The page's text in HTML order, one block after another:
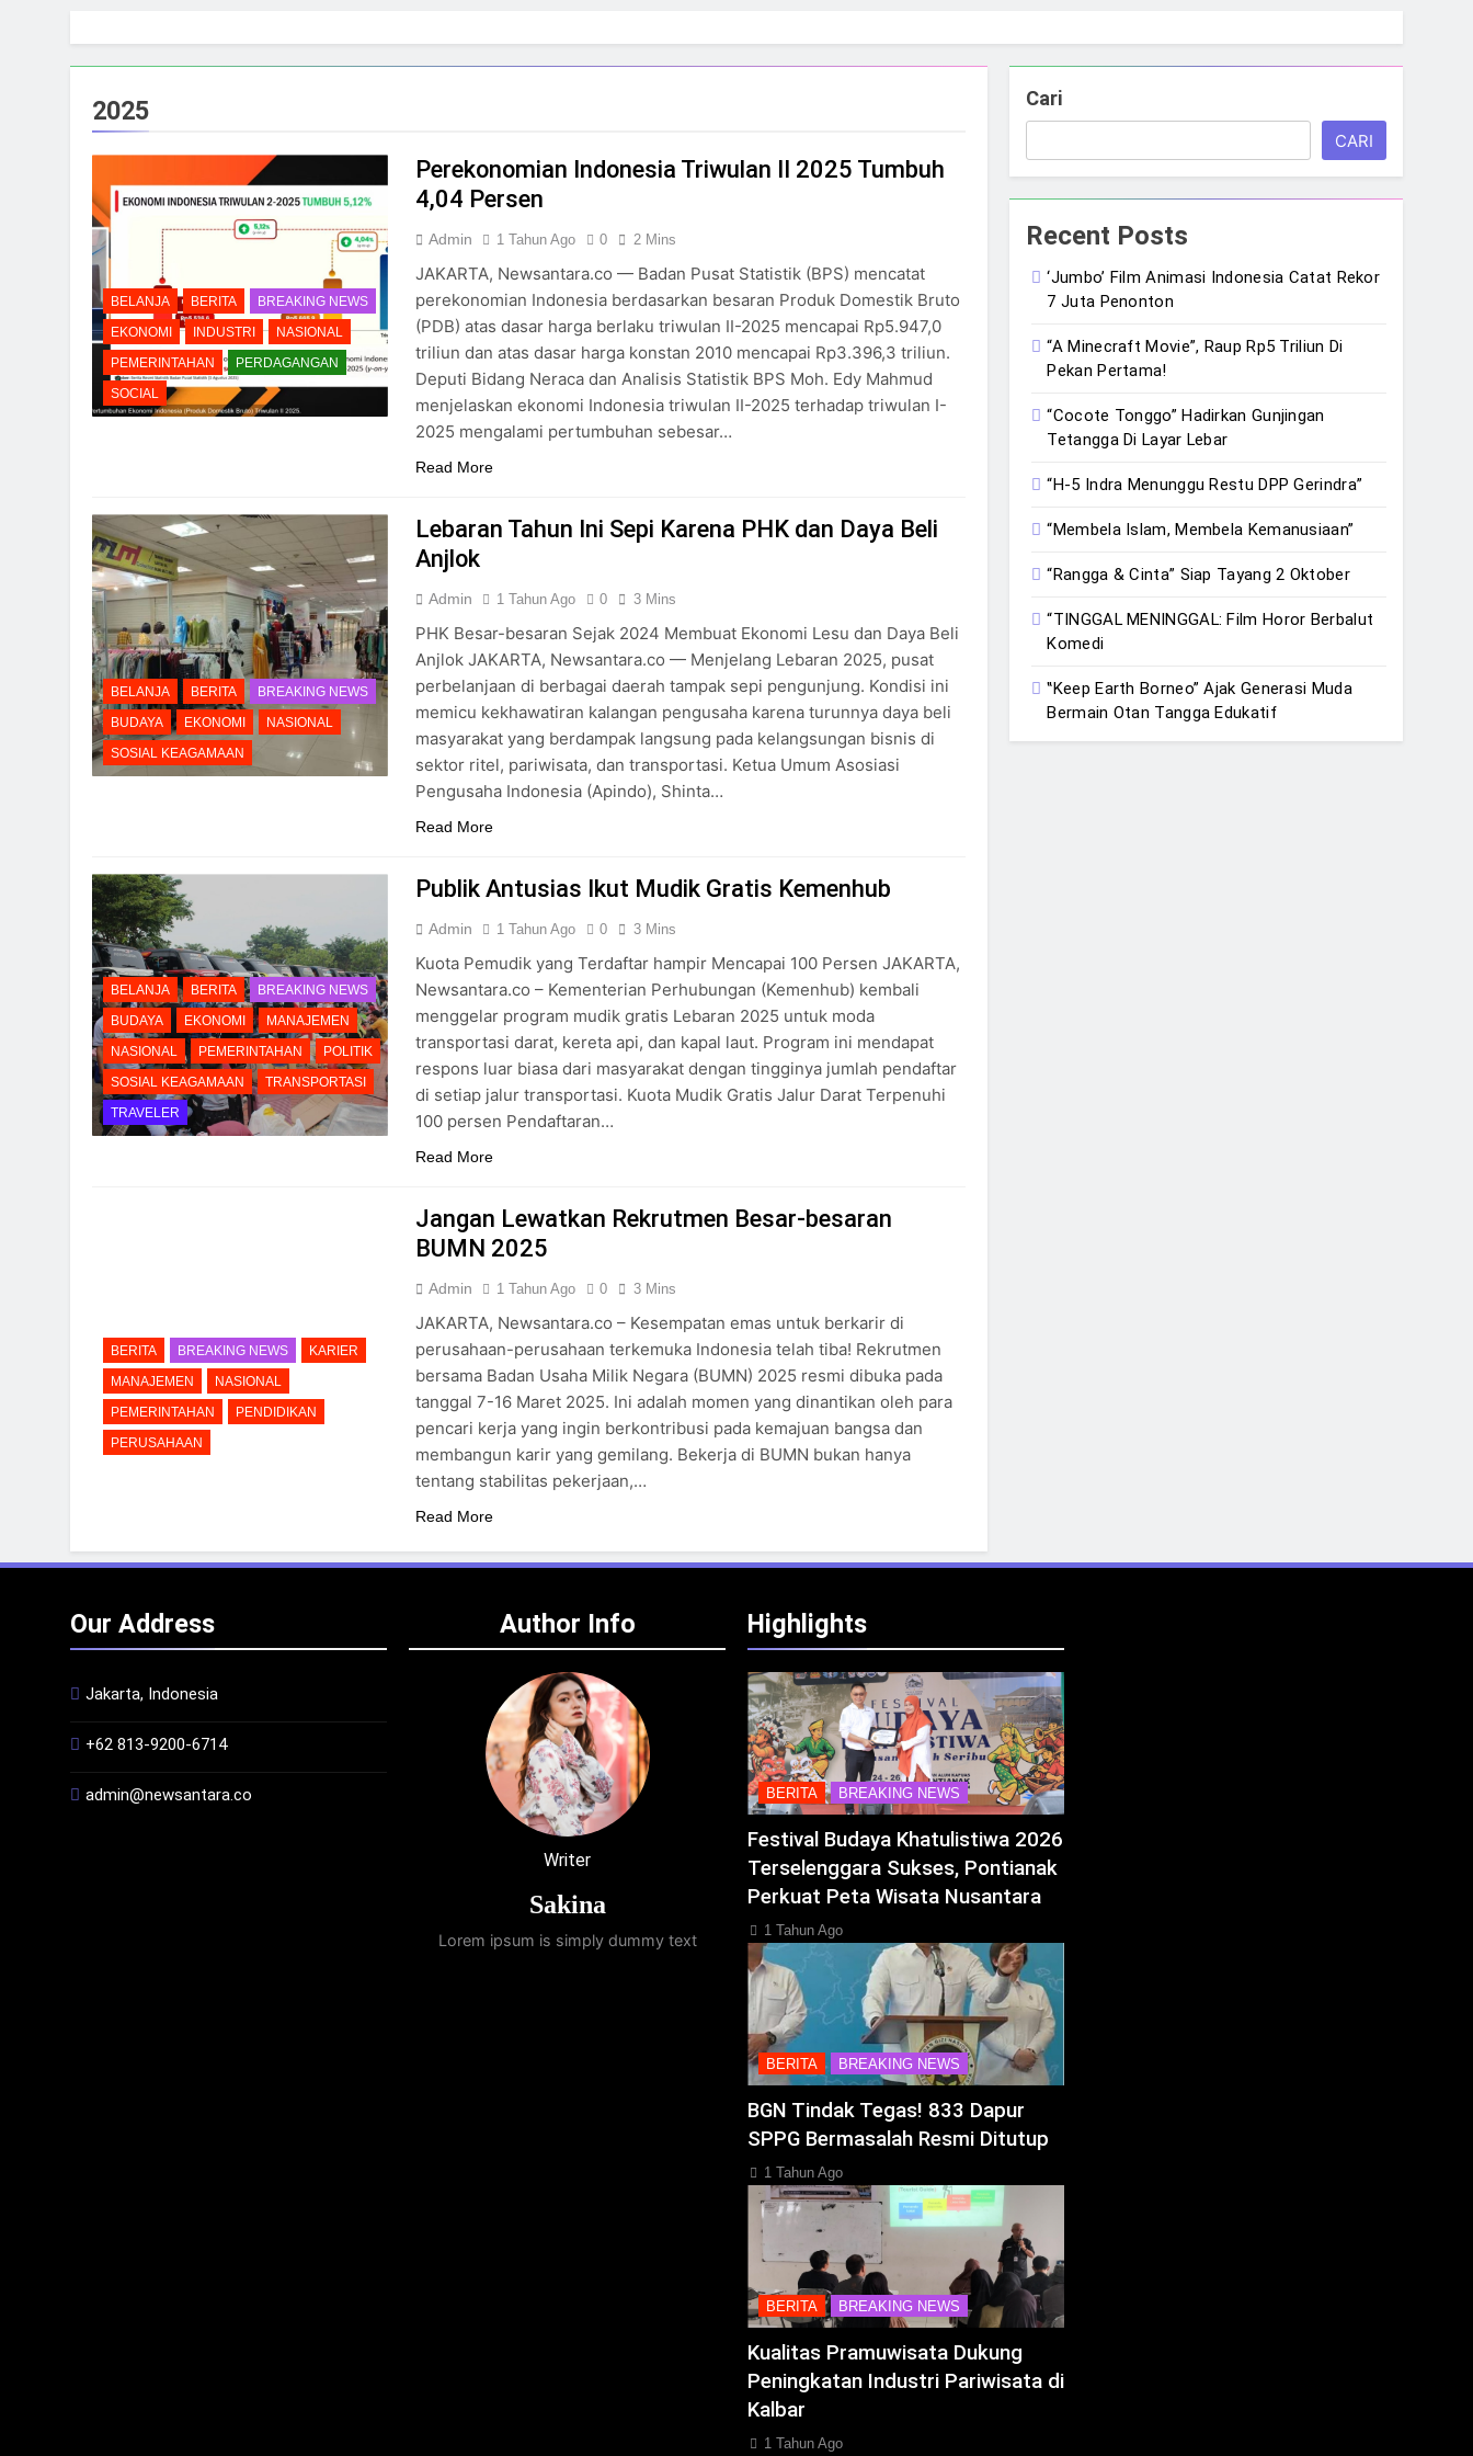
2025
BELANJA BERITA
BREAKING NEWS
EKONOMI
INDUSTRI
NASIONAL
PEMERINTAHAN
PERDAGANGAN
SOCIAL
Perekonomian Indonesia Triwulan II 2025 Tumbuh
4,04 Persen
Admin 1 Tahun Ago 0 2 Mins
JAKARTA, Newsantara.co — Badan Pusat Statistik (BPS) mencatat
perekonomian Indonesia berdasarkan besaran Produk Domestik Bruto
(PDB) atas dasar harga berlaku triwulan II-2025 mencapai Rp5.947,0
triliun dan atas dasar harga konstan 2010 mencapai Rp3.396,3 triliun.
Deputi Bidang Neraca dan Analisis Statistik BPS Moh. Edy Mahmud
menjelaskan ekonomi Indonesia triwulan II-2025 terhadap triwulan I-
2025 mengalami pertumbuhan sebesar…
Read More
BELANJA BERITA
BREAKING NEWS
BUDAYA
EKONOMI
NASIONAL
SOSIAL KEAGAMAAN
Lebaran Tahun Ini Sepi Karena PHK dan Daya Beli
Anjlok
Admin 1 Tahun Ago 0 3 Mins
PHK Besar-besaran Sejak 2024 Membuat Ekonomi Lesu dan Daya Beli
Anjlok JAKARTA, Newsantara.co — Menjelang Lebaran 2025, pusat
perbelanjaan di berbagai daerah tampak sepi pengunjung. Kondisi ini
memicu kekhawatiran kalangan pengusaha karena turunnya daya beli
masyarakat yang berdampak langsung pada kelangsungan bisnis di
sektor ritel, pariwisata, dan transportasi. Ketua Umum Asosiasi
Pengusaha Indonesia (Apindo), Shinta…
Read More
BELANJA BERITA
BREAKING NEWS
BUDAYA
EKONOMI
MANAJEMEN
NASIONAL
PEMERINTAHAN
POLITIK
SOSIAL KEAGAMAAN
TRANSPORTASI
TRAVELER
Publik Antusias Ikut Mudik Gratis Kemenhub
Admin 1 Tahun Ago 0 3 Mins
Kuota Pemudik yang Terdaftar hampir Mencapai 100 Persen JAKARTA,
Newsantara.co – Kementerian Perhubungan (Kemenhub) kembali
menggelar program mudik gratis Lebaran 2025 untuk moda
transportasi darat, kereta api, dan kapal laut. Program ini mendapat
respons luar biasa dari masyarakat dengan tingginya jumlah pendaftar
di setiap jalur transportasi. Kuota Mudik Gratis Jalur Darat Terpenuhi
100 persen Pendaftaran…
Read More
BERITA BREAKING NEWS
KARIER
MANAJEMEN
NASIONAL
PEMERINTAHAN
PENDIDIKAN
PERUSAHAAN
Jangan Lewatkan Rekrutmen Besar-besaran
BUMN 2025
Admin 1 Tahun Ago 0 3 Mins
JAKARTA, Newsantara.co – Kesempatan emas untuk berkarir di
perusahaan-perusahaan terkemuka Indonesia telah tiba! Rekrutmen
bersama Badan Usaha Milik Negara (BUMN) 2025 resmi dibuka pada
tanggal 7-16 Maret 2025. Ini adalah momen yang dinantikan oleh para
pencari kerja yang ingin berkontribusi pada kemajuan bangsa dan
membangun karir yang gemilang. Bekerja di BUMN bukan hanya
tentang stabilitas pekerjaan,…
Read More
Cari
CARI
Recent Posts
‘Jumbo’ Film Animasi Indonesia Catat Rekor
7 Juta Penonton
“A Minecraft Movie”, Raup Rp5 Triliun Di
Pekan Pertama!
“Cocote Tonggo” Hadirkan Gunjingan
Tetangga Di Layar Lebar
“H-5 Indra Menunggu Restu DPP Gerindra”
“Membela Islam, Membela Kemanusiaan”
“Rangga & Cinta” Siap Tayang 2 Oktober
“TINGGAL MENINGGAL: Film Horor Berbalut
Komedi
‟Keep Earth Borneo” Ajak Generasi Muda
Bermain Otan Tangga Edukatif
Our Address
Jakarta, Indonesia
+62 813-9200-6714
admin@newsantara.co
Author Info
Writer
Sakina
Lorem ipsum is simply dummy text
Highlights
BERITA BREAKING NEWS
Festival Budaya Khatulistiwa 2026
Terselenggara Sukses, Pontianak
Perkuat Peta Wisata Nusantara
1 Tahun Ago
BERITA BREAKING NEWS
BGN Tindak Tegas! 833 Dapur
SPPG Bermasalah Resmi Ditutup
1 Tahun Ago
BERITA BREAKING NEWS
Kualitas Pramuwisata Dukung
Peningkatan Industri Pariwisata di
Kalbar
1 Tahun Ago